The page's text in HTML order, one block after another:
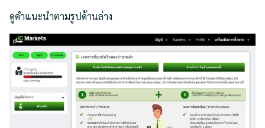
ดูคำแนะนำตามรูปด้านล่าง